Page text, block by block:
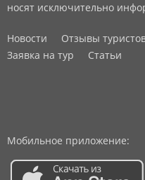
носят исключительно
Новости Отзывы
Заявка на тур
Статьи
Мобильное приложение: